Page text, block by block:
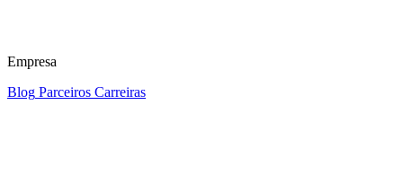
Empresa
Blog Parceiros Carreiras